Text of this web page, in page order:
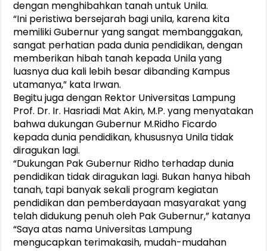
dengan menghibahkan tanah untuk Unila.
“Ini peristiwa bersejarah bagi unila, karena kita
memiliki Gubernur yang sangat membanggakan,
sangat perhatian pada dunia pendidikan, dengan
memberikan hibah tanah kepada Unila yang
luasnya dua kali lebih besar dibanding Kampus
utamanya,” kata Irwan.
Begitu juga dengan Rektor Universitas Lampung
Prof. Dr. Ir. Hasriadi Mat Akin, M.P. yang menyatakan
bahwa dukungan Gubernur M.Ridho Ficardo
kepada dunia pendidikan, khususnya Unila tidak
diragukan lagi.
“Dukungan Pak Gubernur Ridho terhadap dunia
pendidikan tidak diragukan lagi. Bukan hanya hibah
tanah, tapi banyak sekali program kegiatan
pendidikan dan pemberdayaan masyarakat yang
telah didukung penuh oleh Pak Gubernur,” katanya
“Saya atas nama Universitas Lampung
mengucapkan terimakasih, mudah-mudahan